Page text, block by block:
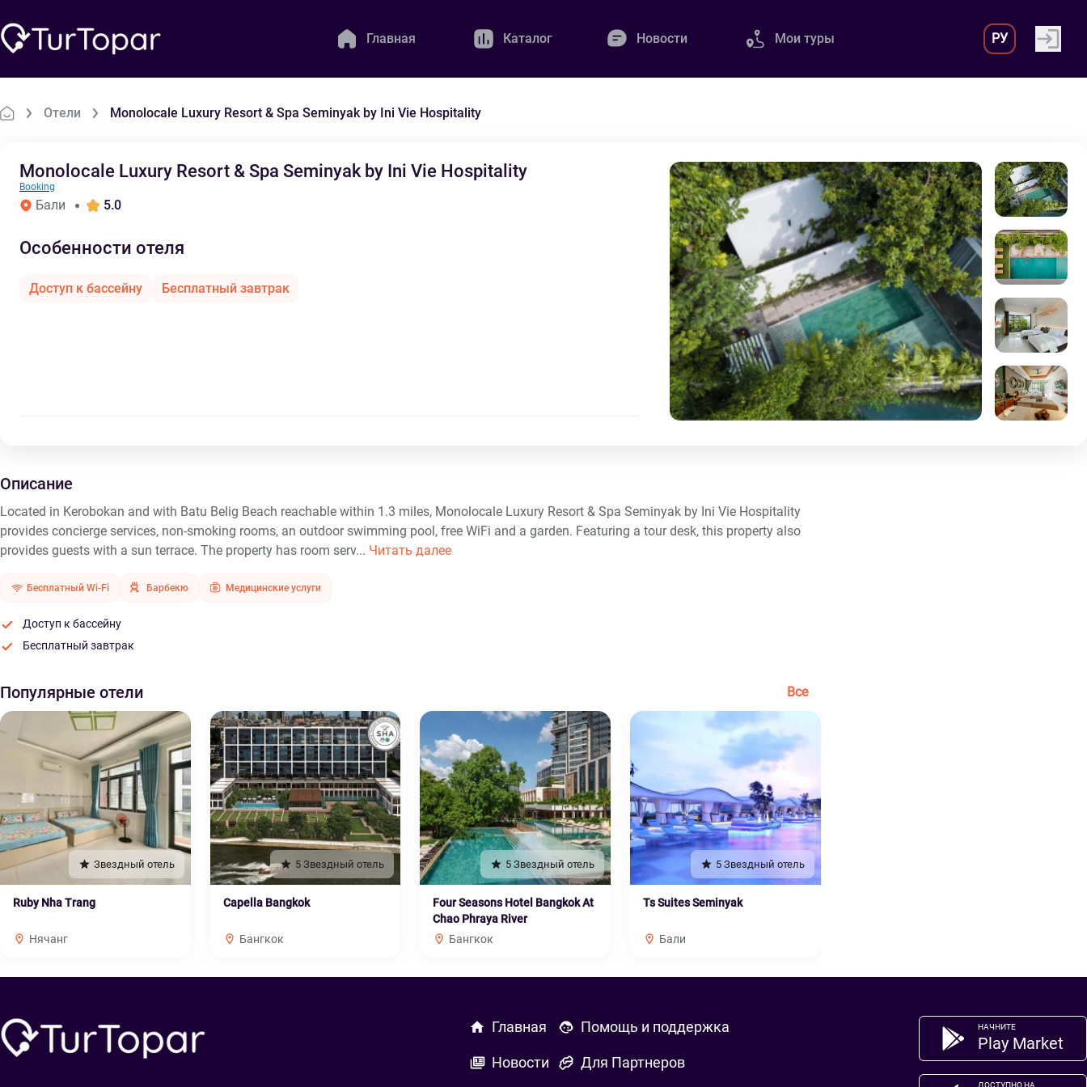
Главная Каталог Новости Мои туры РУ
Отели Monolocale Luxury Resort & Spa Seminyak by Ini Vie Hospitality
Monolocale Luxury Resort & Spa Seminyak by Ini Vie Hospitality
Booking
Бали 5.0
Особенности отеля
Доступ к бассейну Бесплатный завтрак
Описание
Located in Kerobokan and with Batu Belig Beach reachable within 1.3 miles, Monolocale Luxury Resort & Spa Seminyak by Ini Vie Hospitality
provides concierge services, non-smoking rooms, an outdoor swimming pool, free WiFi and a garden. Featuring a tour desk, this property also
provides guests with a sun terrace. The property has room serv... Читать далее
Бесплатный Wi-Fi Барбекю Медицинские услуги
Доступ к бассейну
Бесплатный завтрак
Популярные отели Все
Звездный отель
Ruby Nha Trang
Нячанг
5 Звездный отель
Capella Bangkok
Бангкок
5 Звездный отель
Four Seasons Hotel Bangkok At
Chao Phraya River
Бангкок
5 Звездный отель
Ts Suites Seminyak
Бали
Главная
Новости
Помощь и поддержка
Для Партнеров
НАЧНИТЕ
Play Market
ДОСТУПНО НА